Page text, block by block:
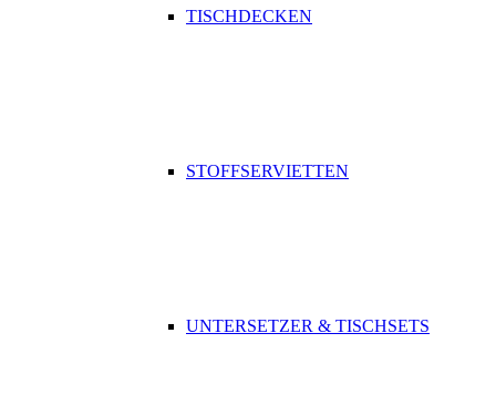
TISCHDECKEN
STOFFSERVIETTEN
UNTERSETZER & TISCHSETS